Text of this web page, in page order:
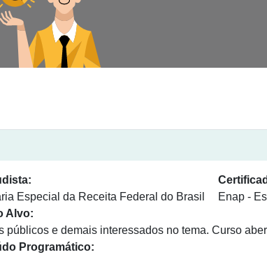
Especial da Receita Federal do Brasil
Enap -
Alvo:
públicos e demais interessados no tema. Curso
Programático: